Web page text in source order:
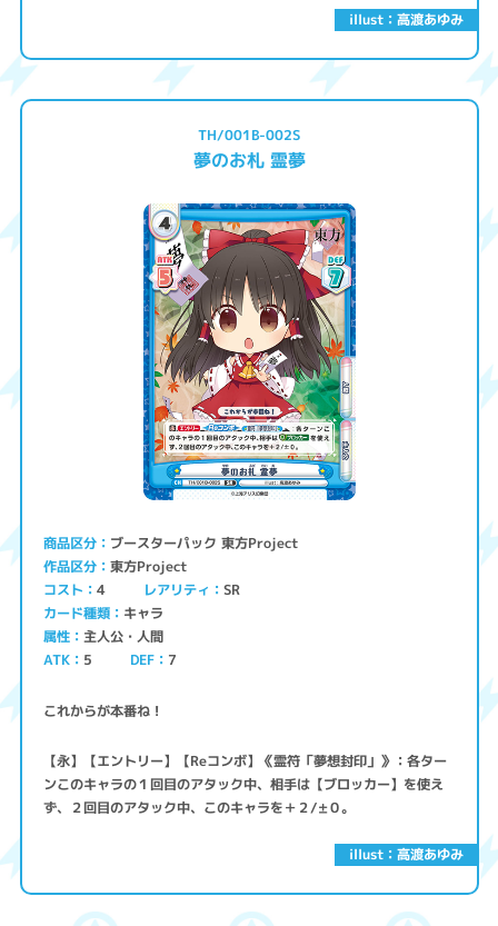
illust：高渡あゆみ
illust：高渡あゆみ
TH/001B-002S
夢のお札 霊夢
商品区分 ブースターパック 東方Project
作品区分 東方Project
コスト 4 レアリティ SR
カード種類 キャラ
属性 主人公・人間
ATK 5 DEF 7
これからが本番ね！
【永】【エントリー】【Reコンボ】《霊符「夢想封印」》：各ター
ンこのキャラの１回目のアタック中、相手は【ブロッカー】を使え
ず、２回目のアタック中、このキャラを＋２/±０。